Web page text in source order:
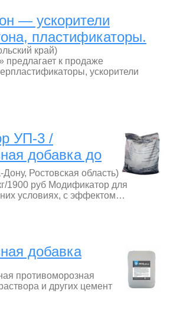
— ускорители
пластификаторы.
край)
к продаже
ускорители
УП-3 /
добавка до
Дону, Ростовская область)
1900 руб Модификатор для
условиях, с эффектом…
добавка
противоморозная
и других цемент